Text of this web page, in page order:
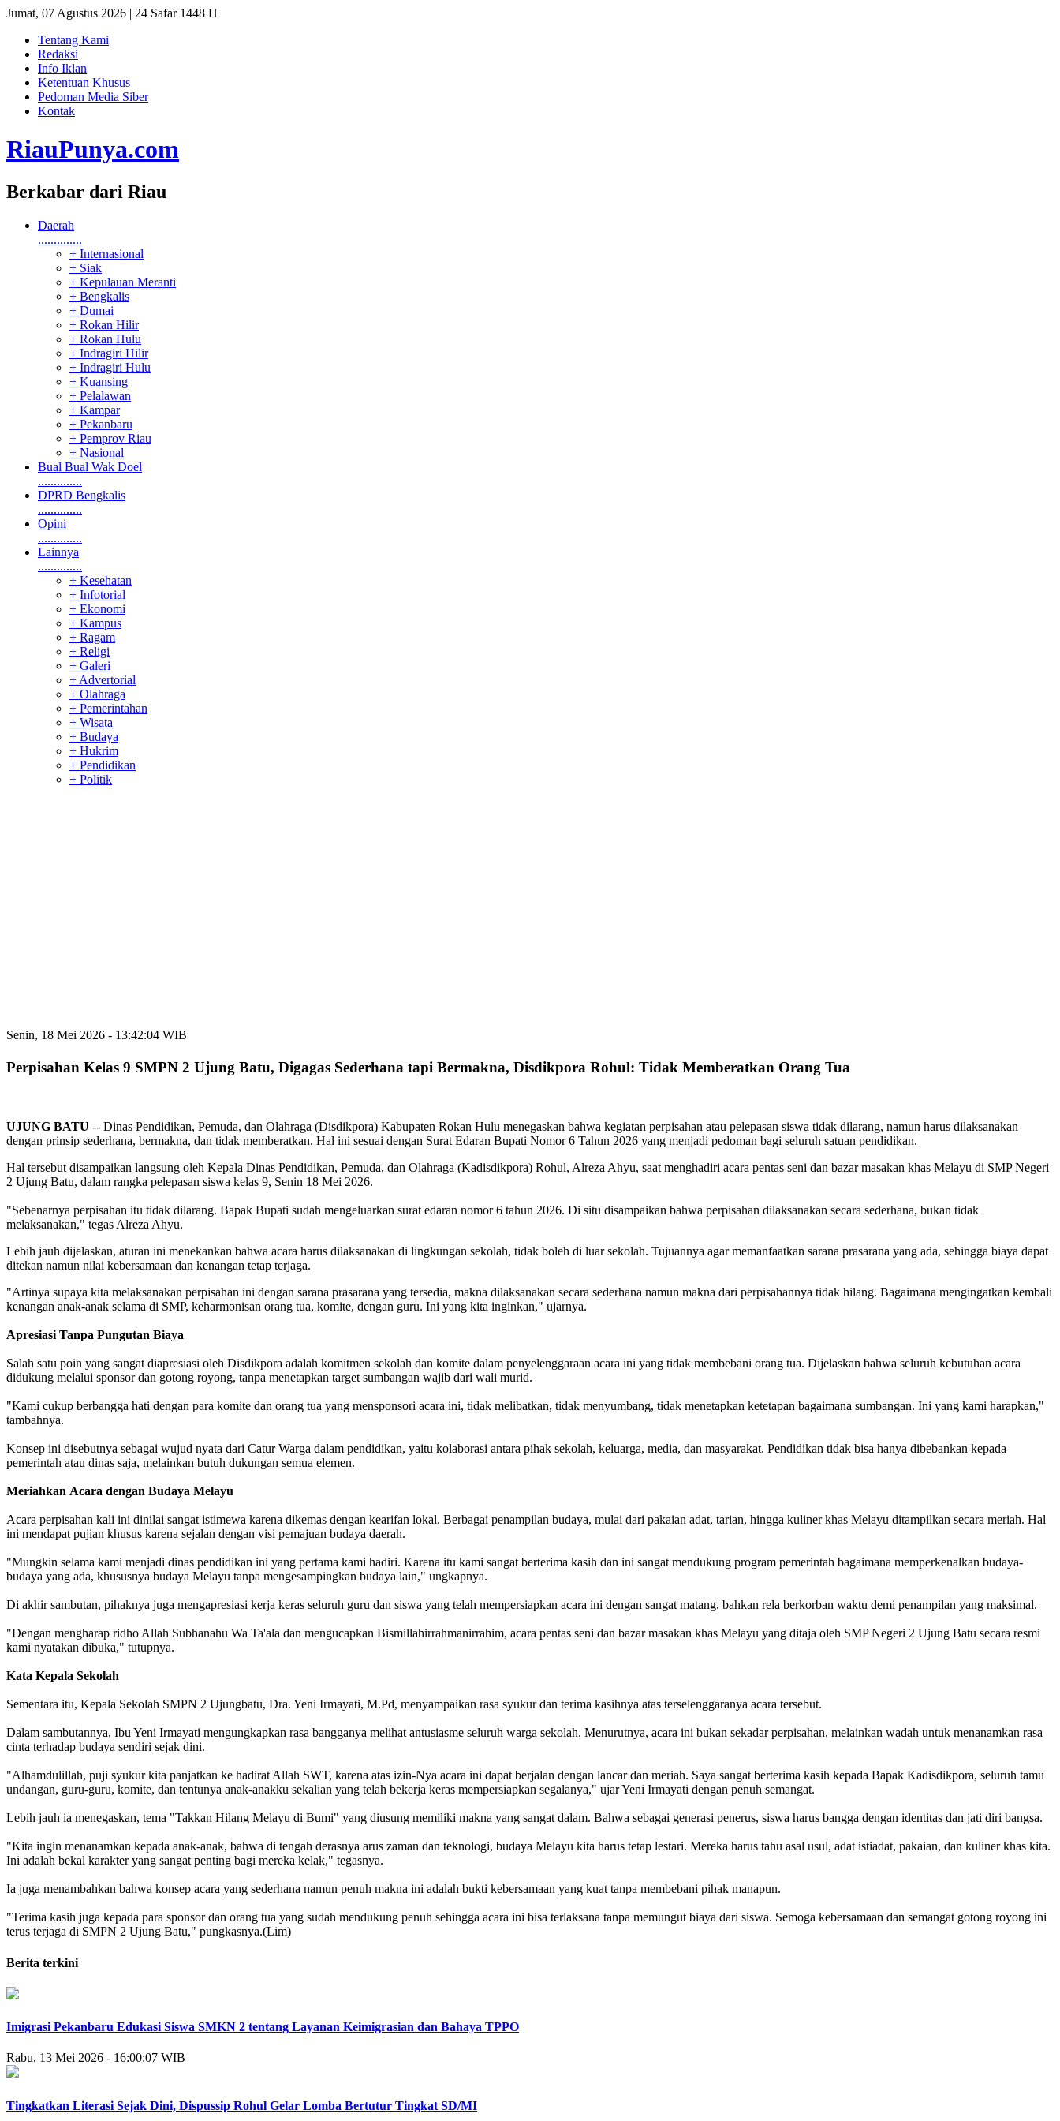
Jumat, 07 Agustus 2026 | 24 Safar 1448 H
Tentang Kami
Redaksi
Info Iklan
Ketentuan Khusus
Pedoman Media Siber
Kontak
RiauPunya.com
Berkabar dari Riau
Daerah
..............
+ Internasional
+ Siak
+ Kepulauan Meranti
+ Bengkalis
+ Dumai
+ Rokan Hilir
+ Rokan Hulu
+ Indragiri Hilir
+ Indragiri Hulu
+ Kuansing
+ Pelalawan
+ Kampar
+ Pekanbaru
+ Pemprov Riau
+ Nasional
Bual Bual Wak Doel
..............
DPRD Bengkalis
..............
Opini
..............
Lainnya
..............
+ Kesehatan
+ Infotorial
+ Ekonomi
+ Kampus
+ Ragam
+ Religi
+ Galeri
+ Advertorial
+ Olahraga
+ Pemerintahan
+ Wisata
+ Budaya
+ Hukrim
+ Pendidikan
+ Politik
Senin, 18 Mei 2026 - 13:42:04 WIB
Perpisahan Kelas 9 SMPN 2 Ujung Batu, Digagas Sederhana tapi Bermakna, Disdikpora Rohul: Tidak Memberatkan Orang Tua
UJUNG BATU -- Dinas Pendidikan, Pemuda, dan Olahraga (Disdikpora) Kabupaten Rokan Hulu menegaskan bahwa kegiatan perpisahan atau pelepasan siswa tidak dilarang, namun harus dilaksanakan
dengan prinsip sederhana, bermakna, dan tidak memberatkan. Hal ini sesuai dengan Surat Edaran Bupati Nomor 6 Tahun 2026 yang menjadi pedoman bagi seluruh satuan pendidikan.
Hal tersebut disampaikan langsung oleh Kepala Dinas Pendidikan, Pemuda, dan Olahraga (Kadisdikpora) Rohul, Alreza Ahyu, saat menghadiri acara pentas seni dan bazar masakan khas Melayu di SMP Negeri
2 Ujung Batu, dalam rangka pelepasan siswa kelas 9, Senin 18 Mei 2026.
"Sebenarnya perpisahan itu tidak dilarang. Bapak Bupati sudah mengeluarkan surat edaran nomor 6 tahun 2026. Di situ disampaikan bahwa perpisahan dilaksanakan secara sederhana, bukan tidak
melaksanakan," tegas Alreza Ahyu.
Lebih jauh dijelaskan, aturan ini menekankan bahwa acara harus dilaksanakan di lingkungan sekolah, tidak boleh di luar sekolah. Tujuannya agar memanfaatkan sarana prasarana yang ada, sehingga biaya dapat
ditekan namun nilai kebersamaan dan kenangan tetap terjaga.
"Artinya supaya kita melaksanakan perpisahan ini dengan sarana prasarana yang tersedia, makna dilaksanakan secara sederhana namun makna dari perpisahannya tidak hilang. Bagaimana mengingatkan kembali
kenangan anak-anak selama di SMP, keharmonisan orang tua, komite, dengan guru. Ini yang kita inginkan," ujarnya.
Apresiasi Tanpa Pungutan Biaya
Salah satu poin yang sangat diapresiasi oleh Disdikpora adalah komitmen sekolah dan komite dalam penyelenggaraan acara ini yang tidak membebani orang tua. Dijelaskan bahwa seluruh kebutuhan acara
didukung melalui sponsor dan gotong royong, tanpa menetapkan target sumbangan wajib dari wali murid.
"Kami cukup berbangga hati dengan para komite dan orang tua yang mensponsori acara ini, tidak melibatkan, tidak menyumbang, tidak menetapkan ketetapan bagaimana sumbangan. Ini yang kami harapkan,"
tambahnya.
Konsep ini disebutnya sebagai wujud nyata dari Catur Warga dalam pendidikan, yaitu kolaborasi antara pihak sekolah, keluarga, media, dan masyarakat. Pendidikan tidak bisa hanya dibebankan kepada
pemerintah atau dinas saja, melainkan butuh dukungan semua elemen.
Meriahkan Acara dengan Budaya Melayu
Acara perpisahan kali ini dinilai sangat istimewa karena dikemas dengan kearifan lokal. Berbagai penampilan budaya, mulai dari pakaian adat, tarian, hingga kuliner khas Melayu ditampilkan secara meriah. Hal
ini mendapat pujian khusus karena sejalan dengan visi pemajuan budaya daerah.
"Mungkin selama kami menjadi dinas pendidikan ini yang pertama kami hadiri. Karena itu kami sangat berterima kasih dan ini sangat mendukung program pemerintah bagaimana memperkenalkan budaya-
budaya yang ada, khususnya budaya Melayu tanpa mengesampingkan budaya lain," ungkapnya.
Di akhir sambutan, pihaknya juga mengapresiasi kerja keras seluruh guru dan siswa yang telah mempersiapkan acara ini dengan sangat matang, bahkan rela berkorban waktu demi penampilan yang maksimal.
"Dengan mengharap ridho Allah Subhanahu Wa Ta'ala dan mengucapkan Bismillahirrahmanirrahim, acara pentas seni dan bazar masakan khas Melayu yang ditaja oleh SMP Negeri 2 Ujung Batu secara resmi
kami nyatakan dibuka," tutupnya.
Kata Kepala Sekolah
Sementara itu, Kepala Sekolah SMPN 2 Ujungbatu, Dra. Yeni Irmayati, M.Pd, menyampaikan rasa syukur dan terima kasihnya atas terselenggaranya acara tersebut.
Dalam sambutannya, Ibu Yeni Irmayati mengungkapkan rasa bangganya melihat antusiasme seluruh warga sekolah. Menurutnya, acara ini bukan sekadar perpisahan, melainkan wadah untuk menanamkan rasa
cinta terhadap budaya sendiri sejak dini.
"Alhamdulillah, puji syukur kita panjatkan ke hadirat Allah SWT, karena atas izin-Nya acara ini dapat berjalan dengan lancar dan meriah. Saya sangat berterima kasih kepada Bapak Kadisdikpora, seluruh tamu
undangan, guru-guru, komite, dan tentunya anak-anakku sekalian yang telah bekerja keras mempersiapkan segalanya," ujar Yeni Irmayati dengan penuh semangat.
Lebih jauh ia menegaskan, tema "Takkan Hilang Melayu di Bumi" yang diusung memiliki makna yang sangat dalam. Bahwa sebagai generasi penerus, siswa harus bangga dengan identitas dan jati diri bangsa.
"Kita ingin menanamkan kepada anak-anak, bahwa di tengah derasnya arus zaman dan teknologi, budaya Melayu kita harus tetap lestari. Mereka harus tahu asal usul, adat istiadat, pakaian, dan kuliner khas kita.
Ini adalah bekal karakter yang sangat penting bagi mereka kelak," tegasnya.
Ia juga menambahkan bahwa konsep acara yang sederhana namun penuh makna ini adalah bukti kebersamaan yang kuat tanpa membebani pihak manapun.
"Terima kasih juga kepada para sponsor dan orang tua yang sudah mendukung penuh sehingga acara ini bisa terlaksana tanpa memungut biaya dari siswa. Semoga kebersamaan dan semangat gotong royong ini
terus terjaga di SMPN 2 Ujung Batu," pungkasnya.(Lim)
Berita terkini
Imigrasi Pekanbaru Edukasi Siswa SMKN 2 tentang Layanan Keimigrasian dan Bahaya TPPO
Rabu, 13 Mei 2026 - 16:00:07 WIB
Tingkatkan Literasi Sejak Dini, Dispussip Rohul Gelar Lomba Bertutur Tingkat SD/MI